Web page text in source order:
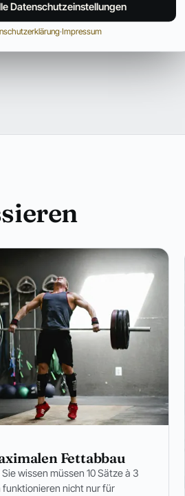
Fettabbau
wissen müssen 10 Sätze à 3
funktionieren nicht nur für
Datenschutzeinstellungen
·Impressum